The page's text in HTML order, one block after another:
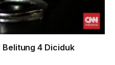
Belitung 4 Diciduk